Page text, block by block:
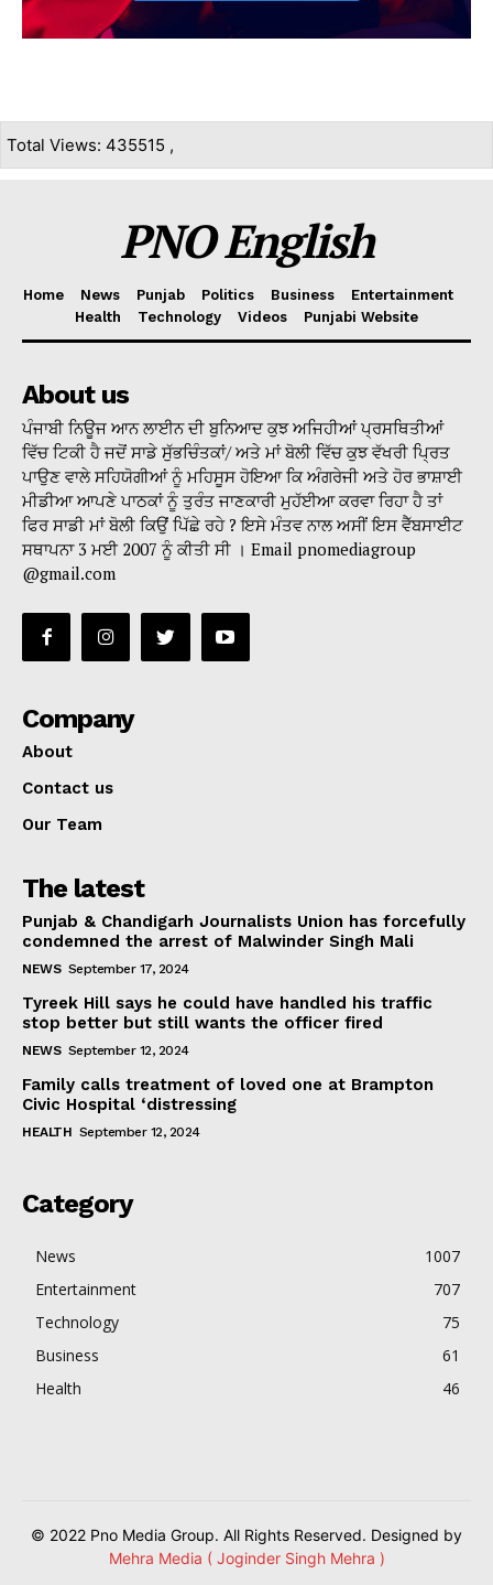
Total Views: 435515 ,
PNO English
Home News Punjab Politics Business
Entertainment
Health
Technology Videos Punjabi Website
About us
ਪੰਜਾਬੀ ਨਿਊਜ ਆਨ ਲਾਈਨ ਦੀ ਬੁਨਿਆਦ ਕੁਝ ਅਜਿਹੀਆਂ ਪ੍ਰਸਥਿਤੀਆਂ
ਵਿੱਚ ਟਿਕੀ ਹੈ ਜਦੋਂ ਸਾਡੇ ਸੁੱਭਚਿੰਤਕਾਂ/ ਅਤੇ ਮਾਂ ਬੋਲੀ ਵਿੱਚ ਕੁਝ ਵੱਖਰੀ ਪ੍ਰਿਤ
ਪਾਉਣ ਵਾਲੇ ਸਹਿਯੋਗੀਆਂ ਨੂੰ ਮਹਿਸੂਸ ਹੋਇਆ ਕਿ ਅੰਗਰੇਜੀ ਅਤੇ ਹੋਰ ਭਾਸ਼ਾਈ
ਮੀਡੀਆ ਆਪਣੇ ਪਾਠਕਾਂ ਨੂੰ ਤੁਰੰਤ ਜਾਣਕਾਰੀ ਮੁਹੱਈਆ ਕਰਵਾ ਰਿਹਾ ਹੈ ਤਾਂ
ਫਿਰ ਸਾਡੀ ਮਾਂ ਬੋਲੀ ਕਿਉਂ ਪਿੱਛੇ ਰਹੇ ? ਇਸੇ ਮੰਤਵ ਨਾਲ ਅਸੀਂ ਇਸ ਵੈੱਬਸਾਈਟ
ਸਥਾਪਨਾ 3 ਮਈ 2007 ਨੂੰ ਕੀਤੀ ਸੀ । Email pnomediagroup
@gmail.com
Company
About
Contact us
Our Team
The latest
Punjab & Chandigarh Journalists Union has forcefully
condemned the arrest of Malwinder Singh Mali
NEWS September 17, 2024
Tyreek Hill says he could have handled his traffic
stop better but still wants the officer fired
NEWS September 12, 2024
Family calls treatment of loved one at Brampton
Civic Hospital ‘distressing
HEALTH September 12, 2024
Category
News
1007
Entertainment
707
Technology
75
Business
61
Health
46
© 2022 Pno Media Group. All Rights Reserved. Designed by
Mehra Media ( Joginder Singh Mehra )